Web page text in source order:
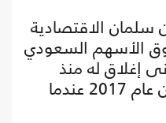
الاقتصادية
الأسهم السعودي
إغلاق له منذ
تشرين الثاني/ نوفمبر من عام 2017 عندما